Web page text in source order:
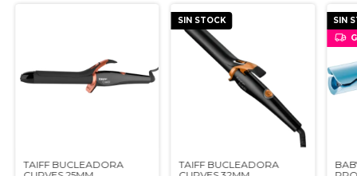
TAIFF BUCLEADORA
SIN STOCK
TAIFF BUCLEADORA
SIN